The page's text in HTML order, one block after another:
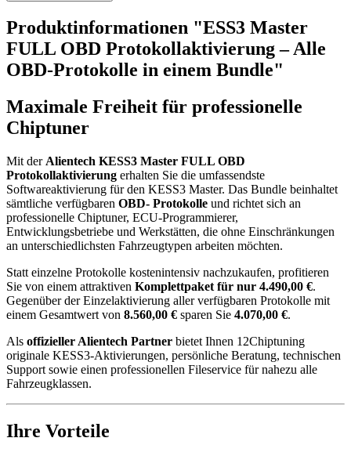
Produktinformationen "ESS3 Master
FULL OBD Protokollaktivierung – Alle
OBD-Protokolle in einem Bundle"
Maximale Freiheit für professionelle
Chiptuner
Mit der Alientech KESS3 Master FULL OBD
Protokollaktivierung erhalten Sie die umfassendste
Softwareaktivierung für den KESS3 Master. Das Bundle beinhaltet
sämtliche verfügbaren OBD- Protokolle und richtet sich an
professionelle Chiptuner, ECU-Programmierer,
Entwicklungsbetriebe und Werkstätten, die ohne Einschränkungen
an unterschiedlichsten Fahrzeugtypen arbeiten möchten.
Statt einzelne Protokolle kostenintensiv nachzukaufen, profitieren
Sie von einem attraktiven Komplettpaket für nur 4.490,00 €.
Gegenüber der Einzelaktivierung aller verfügbaren Protokolle mit
einem Gesamtwert von 8.560,00 € sparen Sie 4.070,00 €.
Als offizieller Alientech Partner bietet Ihnen 12Chiptuning
originale KESS3-Aktivierungen, persönliche Beratung, technischen
Support sowie einen professionellen Fileservice für nahezu alle
Fahrzeugklassen.
Ihre Vorteile